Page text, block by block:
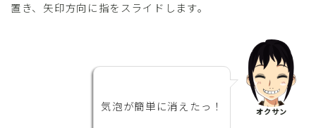
置き、矢印方向に指をスライドします。
気泡が簡単に消えたっ！ オクサン